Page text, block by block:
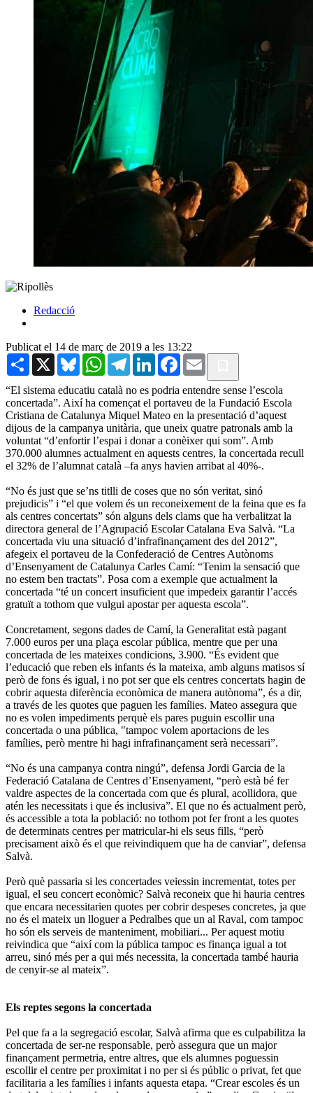
Redacció
Publicat el 14 de març de 2019 a les 13:22
Share X BlueskyWhatsAppTelegramLinkedInFacebook
Email
“El sistema educatiu català no es podria entendre sense l’escola
concertada”. Així ha començat el portaveu de la Fundació Escola
Cristiana de Catalunya Miquel Mateo en la presentació d’aquest
dijous de la campanya unitària, que uneix quatre patronals amb la
voluntat “d’enfortir l’espai i donar a conèixer qui som”. Amb
370.000 alumnes actualment en aquests centres, la concertada recull
el 32% de l’alumnat català –fa anys havien arribat al 40%-.
“No és just que se’ns titlli de coses que no són veritat, sinó
prejudicis” i “el que volem és un reconeixement de la feina que es fa
als centres concertats” són alguns dels clams que ha verbalitzat la
directora general de l’Agrupació Escolar Catalana Eva Salvà. “La
concertada viu una situació d’infrafinançament des del 2012”,
afegeix el portaveu de la Confederació de Centres Autònoms
d’Ensenyament de Catalunya Carles Camí: “Tenim la sensació que
no estem ben tractats”. Posa com a exemple que actualment la
concertada “té un concert insuficient que impedeix garantir l’accés
gratuït a tothom que vulgui apostar per aquesta escola”.
Concretament, segons dades de Camí, la Generalitat està pagant
7.000 euros per una plaça escolar pública, mentre que per una
concertada de les mateixes condicions, 3.900. “És evident que
l’educació que reben els infants és la mateixa, amb alguns matisos sí
però de fons és igual, i no pot ser que els centres concertats hagin de
cobrir aquesta diferència econòmica de manera autònoma”, és a dir,
a través de les quotes que paguen les famílies. Mateo assegura que
no es volen impediments perquè els pares puguin escollir una
concertada o una pública, "tampoc volem aportacions de les
famílies, però mentre hi hagi infrafinançament serà necessari”.
“No és una campanya contra ningú”, defensa Jordi Garcia de la
Federació Catalana de Centres d’Ensenyament, “però està bé fer
valdre aspectes de la concertada com que és plural, acollidora, que
atén les necessitats i que és inclusiva”. El que no és actualment però,
és accessible a tota la població: no tothom pot fer front a les quotes
de determinats centres per matricular-hi els seus fills, “però
precisament això és el que reivindiquem que ha de canviar”, defensa
Salvà.
Però què passaria si les concertades veiessin incrementat, totes per
igual, el seu concert econòmic? Salvà reconeix que hi hauria centres
que encara necessitarien quotes per cobrir despeses concretes, ja que
no és el mateix un lloguer a Pedralbes que un al Raval, com tampoc
ho són els serveis de manteniment, mobiliari... Per aquest motiu
reivindica que “així com la pública tampoc es finança igual a tot
arreu, sinó més per a qui més necessita, la concertada també hauria
de cenyir-se al mateix”.
Els reptes segons la concertada
Pel que fa a la segregació escolar, Salvà afirma que es culpabilitza la
concertada de ser-ne responsable, però assegura que un major
finançament permetria, entre altres, que els alumnes poguessin
escollir el centre per proximitat i no per si és públic o privat, fet que
facilitaria a les famílies i infants aquesta etapa. “Crear escoles és un